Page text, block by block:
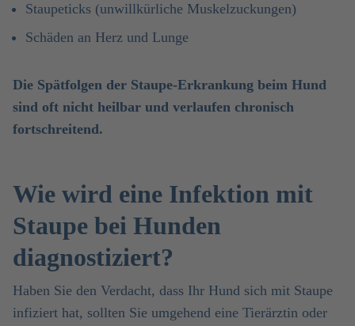
Staupeticks (unwillkürliche Muskelzuckungen)
Schäden an Herz und Lunge
Die Spätfolgen der Staupe-Erkrankung beim Hund
sind oft nicht heilbar und verlaufen chronisch
fortschreitend.
Wie wird eine Infektion mit
Staupe bei Hunden
diagnostiziert?
Haben Sie den Verdacht, dass Ihr Hund sich mit Staupe
infiziert hat, sollten Sie umgehend eine Tierärztin oder